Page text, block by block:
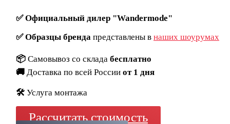
✅Официальный дилер "Wandermode"
✅Образцы брендапредставлены в наших шоурумах
📦 Самовывоз со склада бесплатно
🚚 Доставка по всей России от 1 дня
🛠️ Услуга монтажа
Рассчитать стоимость